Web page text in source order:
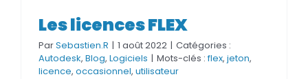
Les licences FLEX
Les licences FLEX
ParSebastien.R | 1 août 2022 | Catégories :
Autodesk, Blog, Logiciels | Mots-clés :flex, jeton,
licence, occasionnel, utilisateur